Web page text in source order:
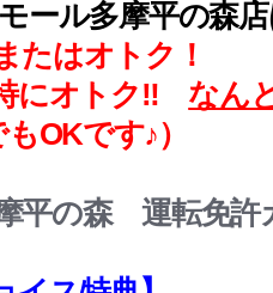
ール多摩平の森
たはオトク！
にオトク‼ なん
もOKです♪）
平の森 運転免許